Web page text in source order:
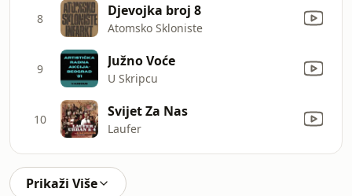
8 Djevojka broj 8
Atomsko Skloniste
9 Južno Voće
U Skripcu
10 Svijet Za Nas
Laufer
Prikaži Više